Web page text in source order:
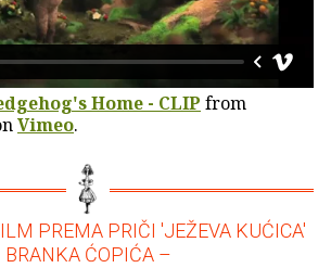
Home - CLIP from
Vimeo.
PREMA PRIČI 'JEŽEVA KUĆICA'
BRANKA ĆOPIĆA –